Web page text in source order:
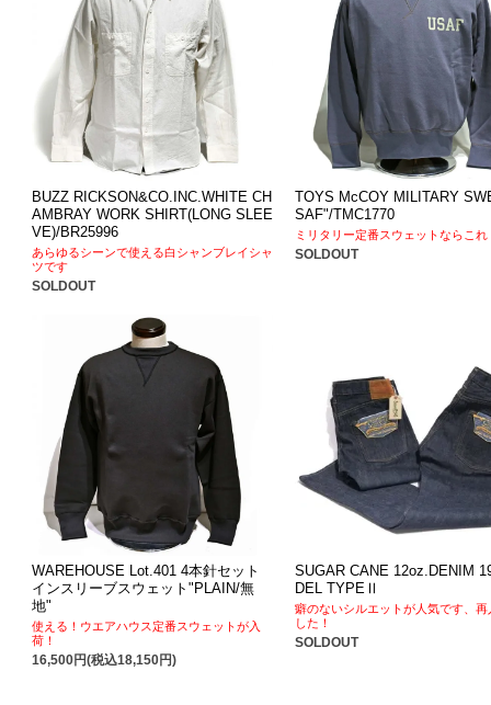
BUZZ RICKSON&CO.INC.WHITE CH
AMBRAY WORK SHIRT(LONG SLEE
VE)/BR25996
あらゆるシーンで使える白シャンブレイシャ
ツです
SOLDOUT
TOYS McCOY MILITARY
SAF"/TMC1770
ミリタリー定番スウェットならこれ
SOLDOUT
WAREHOUSE Lot.401 4本針セット
インスリーブスウェット"PLAIN/無
地"
使える！ウエアハウス定番スウェットが入
荷！
16,500円(税込18,150円)
SUGAR CANE 12oz.DENIM
DEL TYPEⅡ
癖のないシルエットが人気です、再
した！
SOLDOUT